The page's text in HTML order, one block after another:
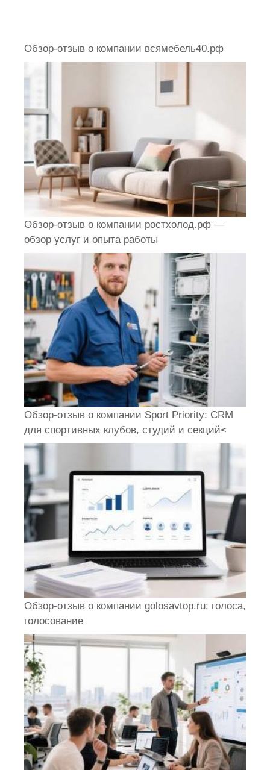
Обзор-отзыв о компании всямебель40.рф
Обзор-отзыв о компании ростхолод.рф —
обзор услуг и опыта работы
Обзор-отзыв о компании Sport Priority: CRM
для спортивных клубов, студий и секций<
Обзор-отзыв о компании golosavtop.ru: голоса,
голосование